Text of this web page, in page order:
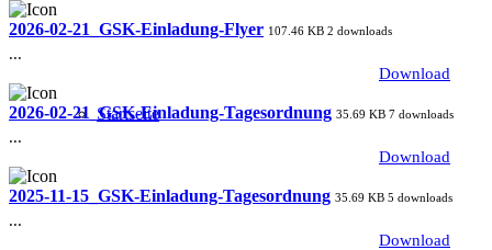
Startseite
2026-02-21_GSK-Einladung-Flyer 107.46 KB 2 downloads
...
Download
2026-02-21_GSK-Einladung-Tagesordnung 35.69 KB 7 downloads
...
Download
2025-11-15_GSK-Einladung-Tagesordnung 35.69 KB 5 downloads
...
Download